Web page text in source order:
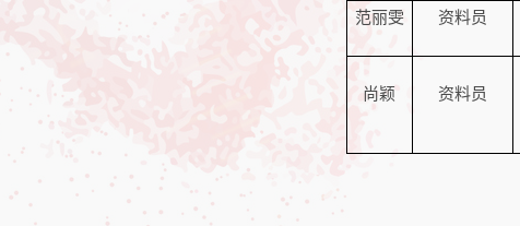
范丽雯 资料员
尚颖 资料员